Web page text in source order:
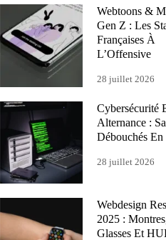
Webtoons &
Gen Z : Les
Françaises À
L’Offensive
28 juillet 2026
Cybersécurité
Alternance :
Débouchés
28 juillet 2026
Webdesign
2025 :
Glasses Et